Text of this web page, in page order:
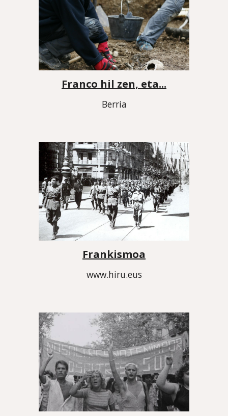
Franco hil zen, eta...
Berria
Frankismoa
www.hiru.eus